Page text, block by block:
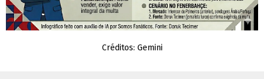
Créditos: Gemini